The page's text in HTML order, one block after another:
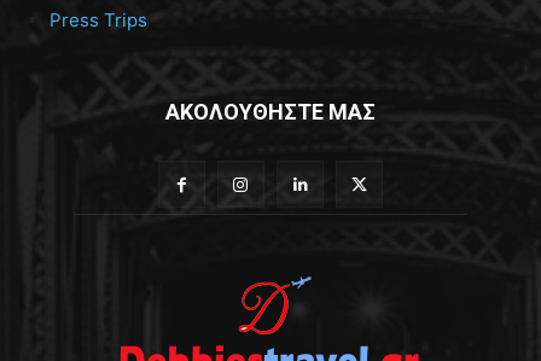
Press Trips
ΑΚΟΛΟΥΘΗΣΤΕ ΜΑΣ